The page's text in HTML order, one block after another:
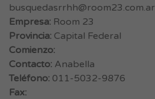
busquedasrrhh@room23.com.ar
Empresa: Room 23
Provincia: Capital Federal
Comienzo:
Contacto: Anabella
Teléfono: 011-5032-9876
Fax: